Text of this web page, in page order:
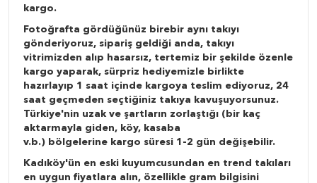
kargo.
Fotoğrafta gördüğünüz birebir aynı takıyı
gönderiyoruz, sipariş geldiği anda, takıyı
vitrimizden alıp hasarsız, tertemiz bir şekilde özenle
kargo yaparak, sürpriz hediyemizle birlikte
hazırlayıp 1 saat içinde kargoya teslim ediyoruz, 24
saat geçmeden seçtiğiniz takıya kavuşuyorsunuz.
Türkiye'nin uzak ve şartların zorlaştığı (bir kaç
aktarmayla giden, köy, kasaba
v.b.) bölgelerine kargo süresi 1-2 gün değişebilir.
Kadıköy'ün en eski kuyumcusundan en trend takıları
en uygun fiyatlara alın, özellikle gram bilgisini